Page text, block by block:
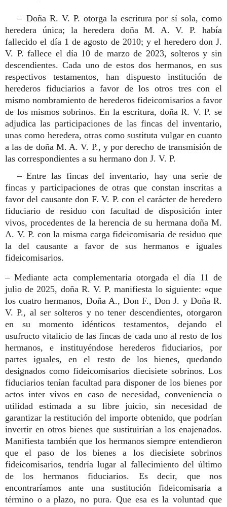
– Doña R. V. P. otorga la escritura por sí sola, como
heredera única; la heredera doña M. A. V. P. había
fallecido el día 1 de agosto de 2010; y el heredero don J.
V. P. fallece el día 10 de marzo de 2023, solteros y sin
descendientes. Cada uno de estos dos hermanos, en sus
respectivos testamentos, han dispuesto institución de
herederos fiduciarios a favor de los otros tres con el
mismo nombramiento de herederos fideicomisarios a favor
de los mismos sobrinos. En la escritura, doña R. V. P. se
adjudica las participaciones de las fincas del inventario,
unas como heredera, otras como sustituta vulgar en cuanto
a las de doña M. A. V. P., y por derecho de transmisión de
las correspondientes a su hermano don J. V. P.
– Entre las fincas del inventario, hay una serie de
fincas y participaciones de otras que constan inscritas a
favor del causante don F. V. P. con el carácter de heredero
fiduciario de residuo con facultad de disposición inter
vivos, procedentes de la herencia de su hermana doña M.
A. V. P. con la misma carga fideicomisaria de residuo que
la del causante a favor de sus hermanos e iguales
fideicomisarios.
– Mediante acta complementaria otorgada el día 11 de
julio de 2025, doña R. V. P. manifiesta lo siguiente: «que
los cuatro hermanos, Doña A., Don F., Don J. y Doña R.
V. P., al ser solteros y no tener descendientes, otorgaron
en su momento idénticos testamentos, dejando el
usufructo vitalicio de las fincas de cada uno al resto de los
hermanos, e instituyéndose herederos fiduciarios, por
partes iguales, en el resto de los bienes, quedando
designados como fideicomisarios diecisiete sobrinos. Los
fiduciarios tenían facultad para disponer de los bienes por
actos inter vivos en caso de necesidad, conveniencia o
utilidad estimada a su libre juicio, sin necesidad de
garantizar la restitución del importe obtenido, que podrían
invertir en otros bienes que sustituirían a los enajenados.
Manifiesta también que los hermanos siempre entendieron
que el paso de los bienes a los diecisiete sobrinos
fideicomisarios, tendría lugar al fallecimiento del último
de los hermanos fiduciarios. Es decir, que nos
encontraríamos ante una sustitución fideicomisaria a
término o a plazo, no pura. Que esa es la voluntad que